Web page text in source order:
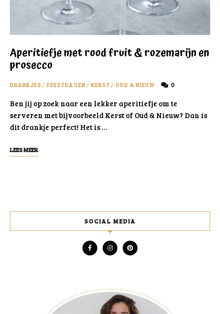
Aperitiefje met rood fruit & rozemarijn en
prosecco
DRANKJES / FEESTDAGEN/ KERST / OUD & NIEUW 0
Ben jij op zoek naar een lekker aperitiefje om te
serveren met bijvoorbeeld Kerst of Oud & Nieuw? Dan is
dit drankje perfect! Het is …
LEES MEER
SOCIAL MEDIA